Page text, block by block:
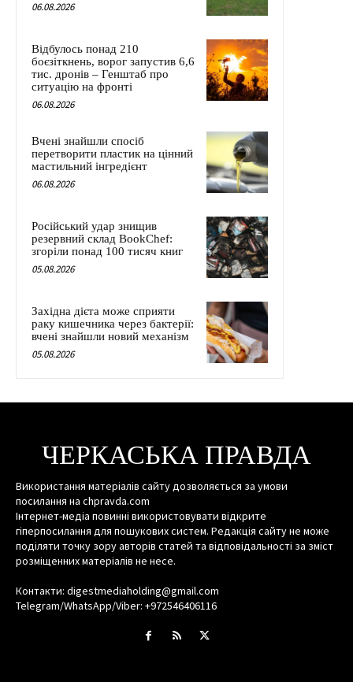
06.08.2026
Відбулось понад 210
боєзіткнень, ворог запустив 6,6
тис. дронів – Генштаб про
ситуацію на фронті
06.08.2026
Вчені знайшли спосіб
перетворити пластик на цінний
мастильний інгредієнт
06.08.2026
Російський удар знищив
резервний склад BookChef:
згоріли понад 100 тисяч книг
05.08.2026
Західна дієта може сприяти
раку кишечника через бактерії:
вчені знайшли новий механізм
05.08.2026
ЧЕРКАСЬКА ПРАВДА
Використання матеріалів сайту дозволяється за умови
посилання на chpravda.com
Інтернет-медіа повинні використовувати відкрите
гіперпосилання для пошукових систем. Редакція сайту не може
поділяти точку зору авторів статей та відповідальності за зміст
розміщенних матеріалів не несе.
Контакти: digestmediaholding@gmail.com
Telegram/WhatsApp/Viber: +972546406116